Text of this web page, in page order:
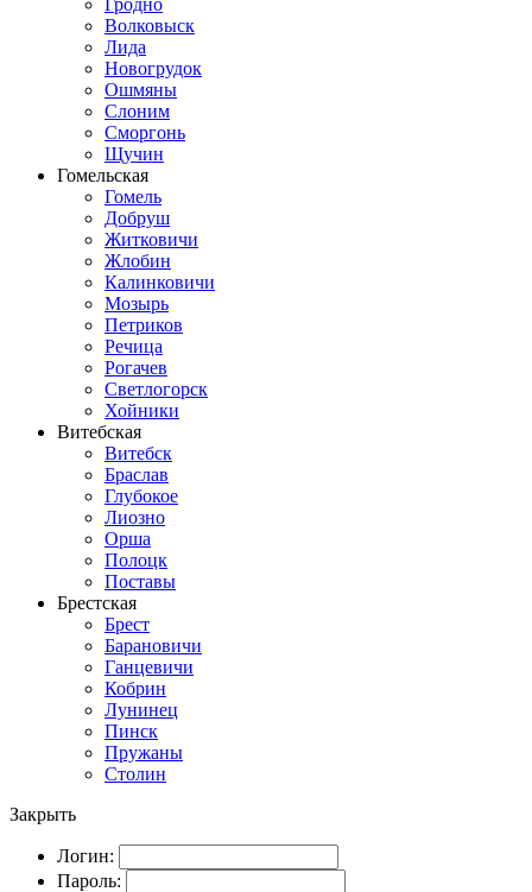
Волковыск
Лида
Новогрудок
Ошмяны
Слоним
Сморгонь
Щучин
Гомельская
Гомель
Добруш
Житковичи
Жлобин
Калинковичи
Мозырь
Петриков
Речица
Рогачев
Светлогорск
Хойники
Витебская
Витебск
Браслав
Глубокое
Лиозно
Орша
Полоцк
Поставы
Брестская
Брест
Барановичи
Ганцевичи
Кобрин
Лунинец
Пинск
Пружаны
Столин
Закрыть
Логин:
Пароль: